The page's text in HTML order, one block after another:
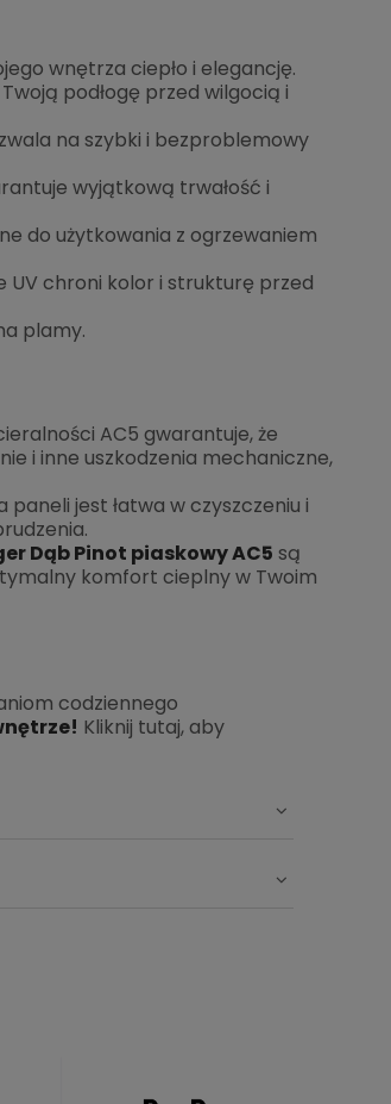
wnętrza ciepło i elegancję.
podłogę przed wilgocią i
na szybki i bezproblemowy
wyjątkową trwałość i
do użytkowania z ogrzewaniem
chroni kolor i strukturę przed
plamy.
AC5 gwarantuje, że
i inne uszkodzenia mechaniczne,
jest łatwa w czyszczeniu i
Dąb Pinot piaskowy AC5 są
komfort cieplny w Twoim
codziennego
Kliknij tutaj, aby